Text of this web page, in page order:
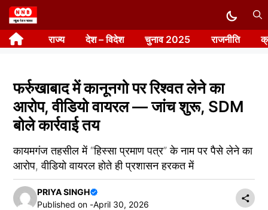
Skip
to
content राज्य देश – विदेश चुनाव 2025 राजनीति
फर्रुखाबाद में कानूनगो पर रिश्वत लेने का
आरोप, वीडियो वायरल — जांच शुरू, SDM
बोले कार्रवाई तय
कायमगंज तहसील में “हिस्सा प्रमाण पत्र” के नाम पर पैसे लेने का
आरोप, वीडियो वायरल होते ही प्रशासन हरकत में
PRIYA SINGH
Published on -April 30, 2026